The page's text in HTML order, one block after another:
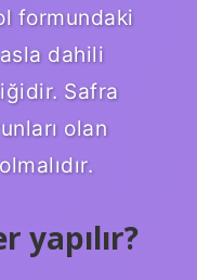
formundaki
dahili
Safra
olan
yapılır?